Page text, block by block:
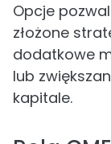
Opcje
złożone
dodatkowe
lub
kapitale.